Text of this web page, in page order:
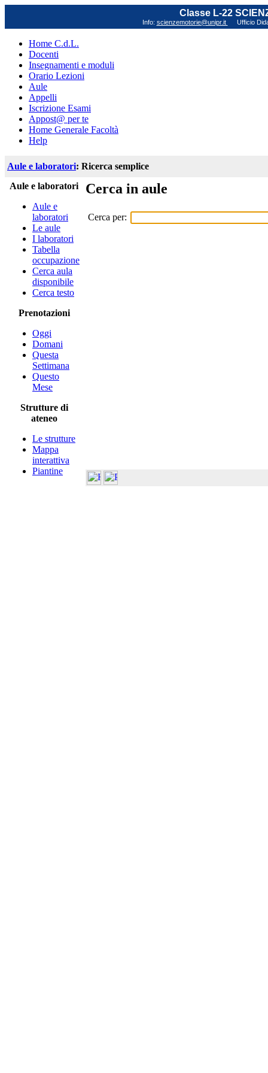
Classe L-22
Info: scienzemotorie@unipr.it Ufficio
Home C.d.L.
Docenti
Insegnamenti e moduli
Orario Lezioni
Aule
Appelli
Iscrizione Esami
Appost@ per te
Home Generale Facoltà
Help
Aule e laboratori: Ricerca semplice
Aule e laboratori
Aule e
laboratori
Le aule
I laboratori
Tabella
occupazione
Cerca aula
disponibile
Cerca testo
Prenotazioni
Oggi
Domani
Questa
Settimana
Questo
Mese
Strutture di
ateneo
Le strutture
Mappa
interattiva
Piantine
Cerca in aule
Cerca per: